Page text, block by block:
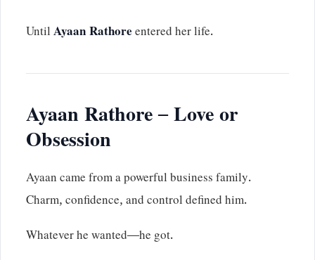
UntilAyaan Rathoreentered her life.
Ayaan Rathore – Love or
Obsession
Ayaan came from a powerful business family.
Charm, confidence, and control defined him.
Whatever he wanted—he got.